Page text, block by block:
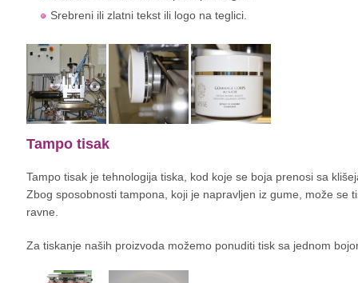
Srebreni ili zlatni tekst ili logo na teglici.
Tampo tisak
Tampo tisak je tehnologija tiska, kod koje se boja prenosi sa
Zbog sposobnosti tampona, koji je napravljen iz gume, može se
ravne.
Za tiskanje naših proizvoda možemo ponuditi tisk sa jednom